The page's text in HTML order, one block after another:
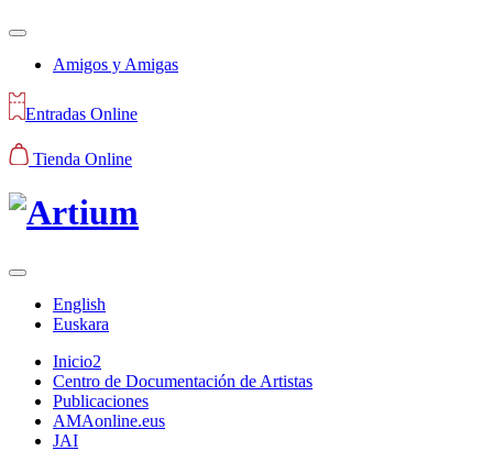
Amigos y Amigas
Entradas Online
Tienda Online
English
Euskara
Inicio2
Centro de Documentación de Artistas
Publicaciones
AMAonline.eus
JAI